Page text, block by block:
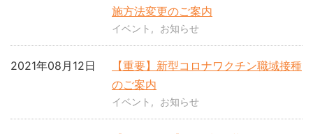
施方法変更のご案内
イベント お知らせ
【重要】新型コロナワクチン職域接種
のご案内
2021年08月12日
イベント お知らせ